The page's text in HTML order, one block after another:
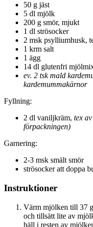
50 g jäst
5 dl mjölk
200 g smör, mjukt
1 dl strösocker
2 msk psylliumhusk,
1 krm salt
1 ägg
14 dl glutenfri
ev. 2 tsk mald
kardemummakärnor
Fyllning:
2 dl vaniljkräm, tex
förpackningen)
Garnering:
2-3 msk smält smör
strösocker att doppa
Instruktioner
Värm mjölken till 37
och tillsätt lite av
häll i resten av